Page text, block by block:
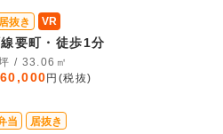
居抜き VR
要町・徒歩1分
坪 / 33.06㎡
円(税抜)
当 居抜き